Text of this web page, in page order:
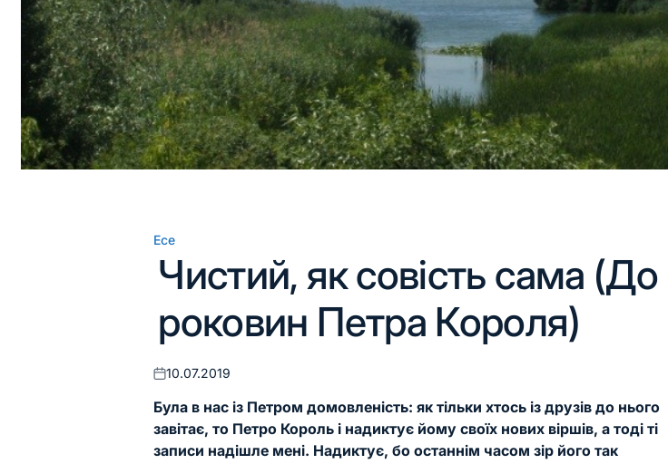
Опублікувати
у
Есе
Чистий, як совість сама (До
роковин Петра Короля)
Оприлюднено
10.07.2019
Була в нас із Петром домовленість: як тільки хтось із друзів до нього
завітає, то Петро Король і надиктує йому своїх нових віршів, а тоді ті
записи надішле мені. Надиктує, бо останнім часом зір його так